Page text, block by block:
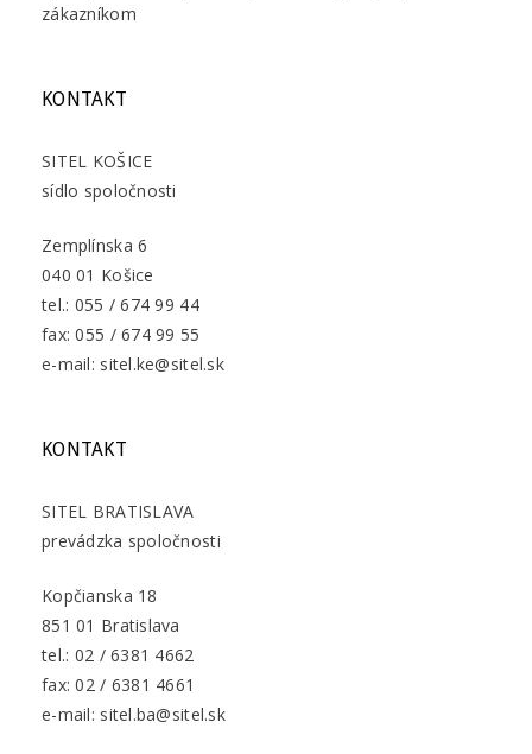
zákazníkom
KONTAKT
SITEL KOŠICE
sídlo spoločnosti
Zemplínska 6
040 01 Košice
tel.: 055 / 674 99 44
fax: 055 / 674 99 55
e-mail: sitel.ke@sitel.sk
KONTAKT
SITEL BRATISLAVA
prevádzka spoločnosti
Kopčianska 18
851 01 Bratislava
tel.: 02 / 6381 4662
fax: 02 / 6381 4661
e-mail: sitel.ba@sitel.sk